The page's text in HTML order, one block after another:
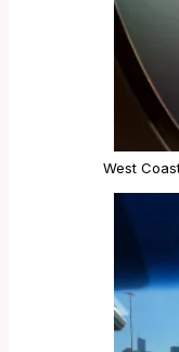
West